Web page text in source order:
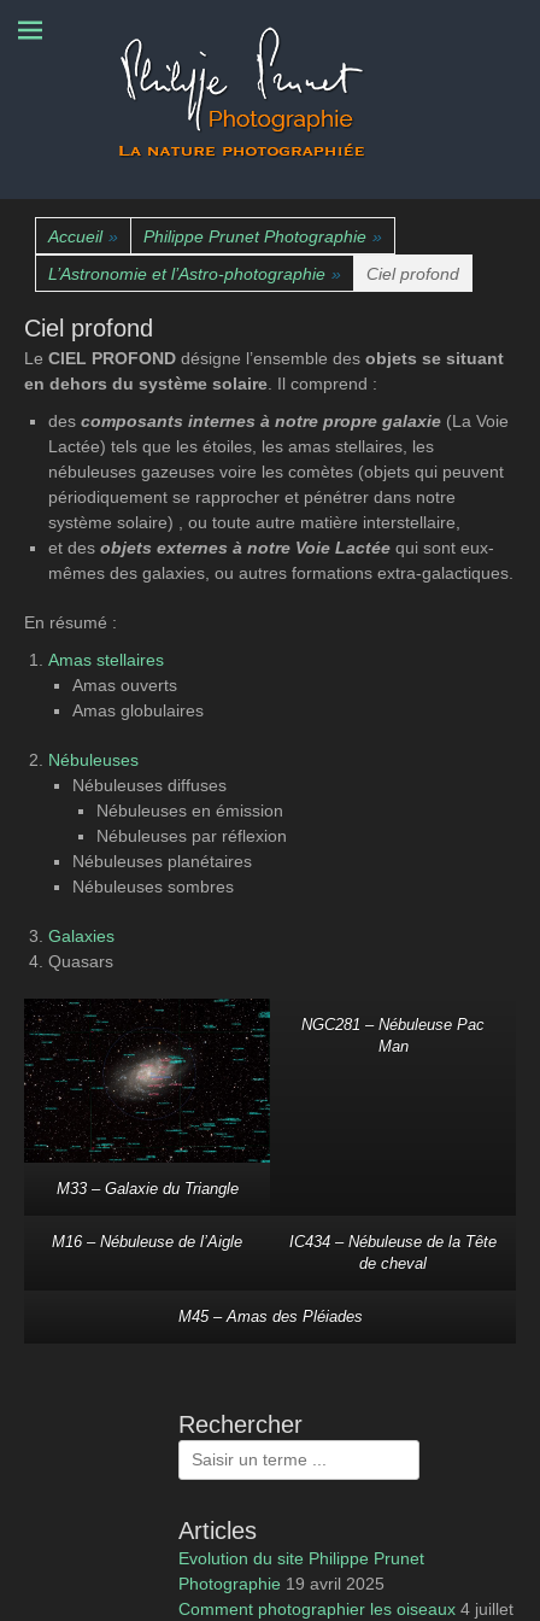
Photographie
Accueil » Philippe Prunet Photographie »
L’Astronomie et l’Astro-photographie » Ciel profond
Ciel profond
Le CIEL PROFOND désigne l’ensemble des objets se situant
en dehors du système solaire . Il comprend :
des composants internes à notre propre galaxie (La Voie
Lactée) tels que les étoiles, les amas stellaires, les
nébuleuses gazeuses voire les comètes (objets qui peuvent
périodiquement se rapprocher et pénétrer dans notre
système solaire) , ou toute autre matière interstellaire,
et des objets externes à notre Voie Lactée qui sont eux-
mêmes des galaxies, ou autres formations extra-galactiques.
En résumé :
Amas stellaires
Amas ouverts
Amas globulaires
Nébuleuses
Nébuleuses diffuses
Nébuleuses en émission
Nébuleuses par réflexion
Nébuleuses planétaires
Nébuleuses sombres
Galaxies
Quasars
M33 – Galaxie du Triangle
NGC281 – Nébuleuse Pac
Man
M16 – Nébuleuse de l’Aigle
IC434 – Nébuleuse de la Tête
de cheval
M45 – Amas des Pléiades
Rechercher
Rechercher :
Articles
Evolution du site Philippe Prunet
Photographie 19 avril 2025
Comment photographier les oiseaux 4 juillet